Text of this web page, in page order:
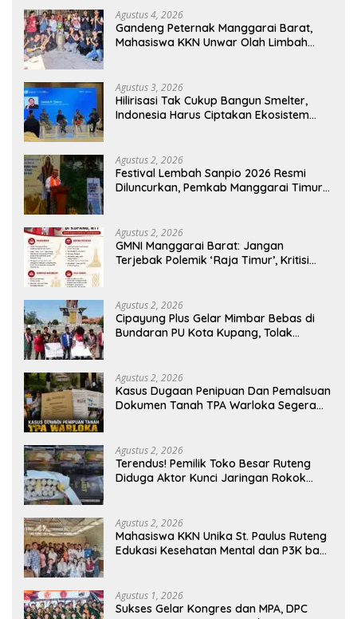
Agustus 4, 2026
Gandeng Peternak Manggarai Barat,
Mahasiswa KKN Unwar Olah Limbah
Agustus 3, 2026
Hilirisasi Tak Cukup Bangun Smelter,
Indonesia Harus Ciptakan Ekosistem
Agustus 2, 2026
Festival Lembah Sanpio 2026 Resmi
Diluncurkan, Pemkab Manggarai Timur
Agustus 2, 2026
GMNI Manggarai Barat: Jangan
Terjebak Polemik ‘Raja Timur’, Kritisi
Agustus 2, 2026
Cipayung Plus Gelar Mimbar Bebas di
Bundaran PU Kota Kupang, Tolak
Agustus 2, 2026
Kasus Dugaan Penipuan Dan Pemalsuan
Dokumen Tanah TPA Warloka Segera
Memasuki Fase Krusial
Agustus 2, 2026
Terendus! Pemilik Toko Besar Ruteng
Diduga Aktor Kunci Jaringan Rokok
Agustus 2, 2026
Mahasiswa KKN Unika St. Paulus Ruteng
Edukasi Kesehatan Mental dan P3K bagi
Agustus 1, 2026
Sukses Gelar Kongres dan MPA, DPC